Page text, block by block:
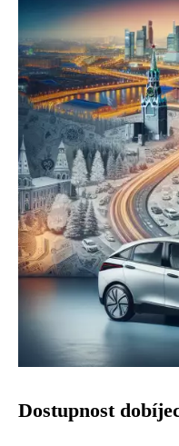
Dostupnost